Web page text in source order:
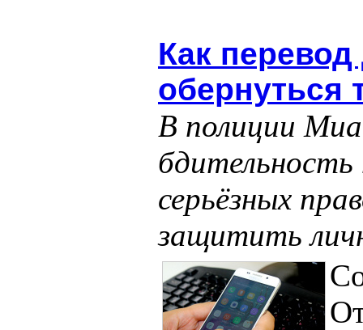
Как
обернуться
В полиции
серьёзных
защитить